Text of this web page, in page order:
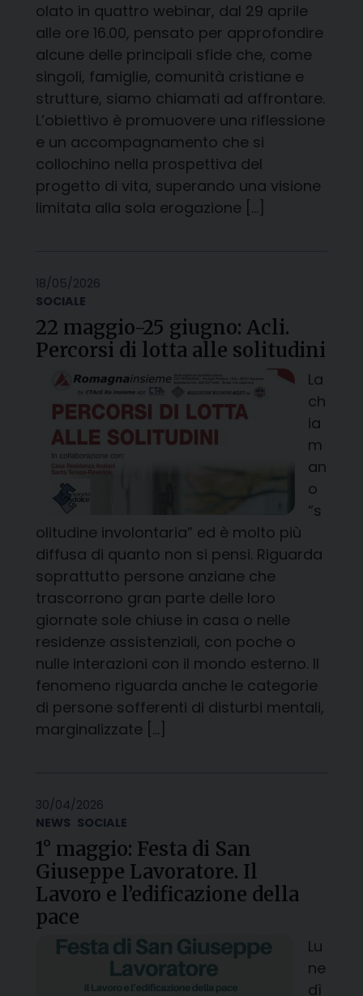
olato in quattro webinar, dal 29 aprile
alle ore 16.00, pensato per approfondire
alcune delle principali sfide che, come
singoli, famiglie, comunità cristiane e
strutture, siamo chiamati ad affrontare.
L’obiettivo è promuovere una riflessione
e un accompagnamento che si
collochino nella prospettiva del
progetto di vita, superando una visione
limitata alla sola erogazione […]
18/05/2026
SOCIALE
22 maggio-25 giugno: Acli.
Percorsi di lotta alle solitudini
La
ch
ia
m
an
o
“s
olitudine involontaria” ed è molto più
diffusa di quanto non si pensi. Riguarda
soprattutto persone anziane che
trascorrono gran parte delle loro
giornate sole chiuse in casa o nelle
residenze assistenziali, con poche o
nulle interazioni con il mondo esterno. Il
fenomeno riguarda anche le categorie
di persone sofferenti di disturbi mentali,
marginalizzate […]
30/04/2026
NEWS SOCIALE
1° maggio: Festa di San
Giuseppe Lavoratore. Il
Lavoro e l’edificazione della
pace
Lu
ne
dì